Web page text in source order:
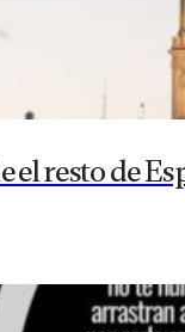
el resto de